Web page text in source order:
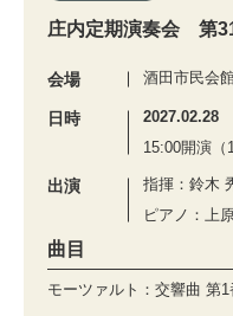
庄内定期演奏会 第
会場 酒田市民会
日時
2027.02.28
15:00開演（
出演
指揮：鈴木
ピアノ：上
曲目
モーツァルト：交響曲 第